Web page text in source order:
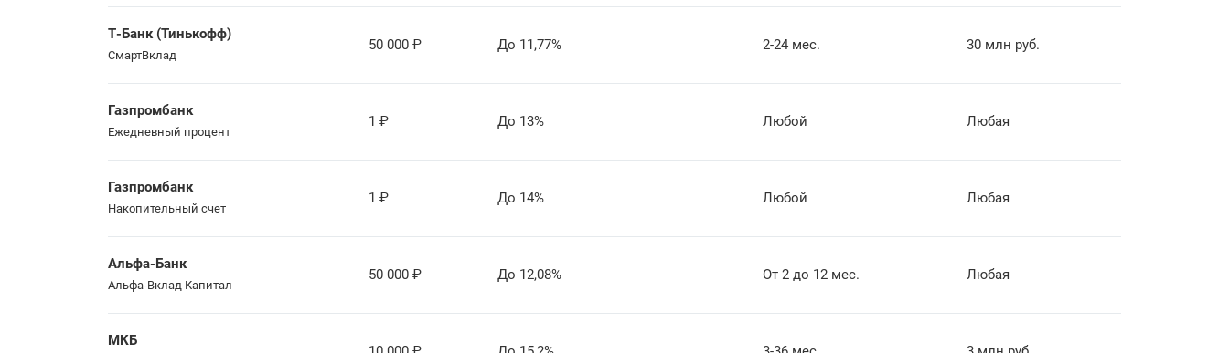
Т-Банк (Тинькофф)
СмартВклад
50 000 ₽ До 11,77% 2-24 мес. 30 млн руб.
Газпромбанк
Ежедневный процент
1 ₽ До 13% Любой Любая
Газпромбанк
Накопительный счет
1 ₽ До 14% Любой Любая
Альфа-Банк
Альфа‑Вклад Капитал
50 000 ₽ До 12,08% От 2 до 12 мес. Любая
МКБ